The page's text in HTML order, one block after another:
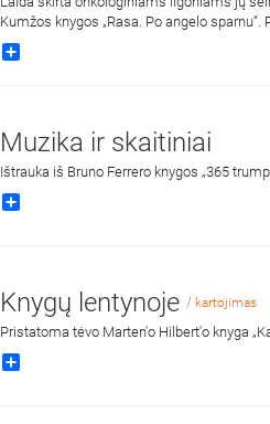
Kumžos knygos „Rasa. Po angelo
Share
Muzika ir skaitiniai
Ištrauka iš Bruno Ferrero knygos „365
Share
Knygų lentynoje / kartojimas
Share